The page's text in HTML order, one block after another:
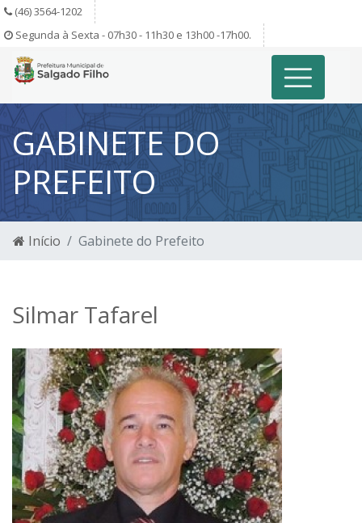
(46) 3564-1202
Segunda à Sexta - 07h30 - 11h30 e 13h00 -17h00.
GABINETE DO
PREFEITO
Início Gabinete do Prefeito
Silmar Tafarel